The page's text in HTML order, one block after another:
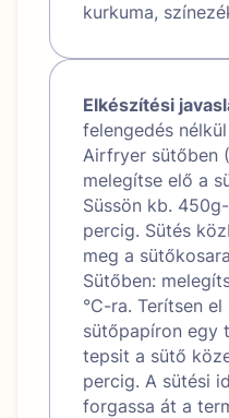
kurkuma,
Elkészítési
felengedés
Airfryer sütőben
melegítse elő a
Süssön kb.
percig. Sütés
meg a
Sütőben:
°C-ra. Terítsen
sütőpapíron egy
tepsit a sütő
percig. A sütési
forgassa át a